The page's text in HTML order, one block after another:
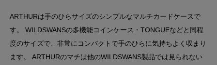
ARTHURは手のひらサイズのシンプルなマルチカードケースで
す。 WILDSWANSの多機能コインケース・TONGUEなどと同程
度のサイズで、非常にコンパクトで手のひらに気持ちよく収まり
ます。 ARTHURのマチは他のWILDSWANS製品では見られない